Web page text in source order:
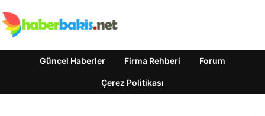
Güncel Haberler Firma Rehberi Forum
Çerez Politikası